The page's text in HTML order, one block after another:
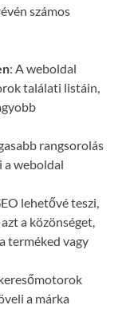
számos
: A weboldal
találati listáin,
rangsorolás
a weboldal
lehetővé teszi,
a közönséget,
terméked vagy
a márka